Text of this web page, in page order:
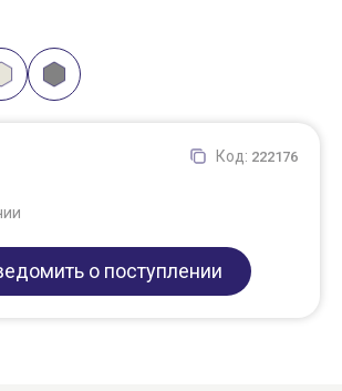
Код: 222176
о поступлении